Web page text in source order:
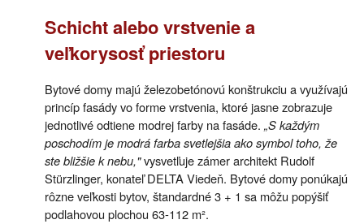
Schicht alebo vrstvenie a
veľkorysosť priestoru
Bytové domy majú železobetónovú konštrukciu a využívajú
princíp fasády vo forme vrstvenia, ktoré jasne zobrazuje
jednotlivé odtiene modrej farby na fasáde. „S každým
poschodím je modrá farba svetlejšia ako symbol toho, že
ste bližšie k nebu,"vysvetľuje zámer architekt Rudolf
Stürzlinger, konateľ DELTA Viedeň. Bytové domy ponúkajú
rôzne veľkosti bytov, štandardné 3 + 1 sa môžu popýšiť
podlahovou plochou 63-112 m².